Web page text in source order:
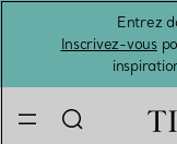
Entrez
Inscrivez-vous